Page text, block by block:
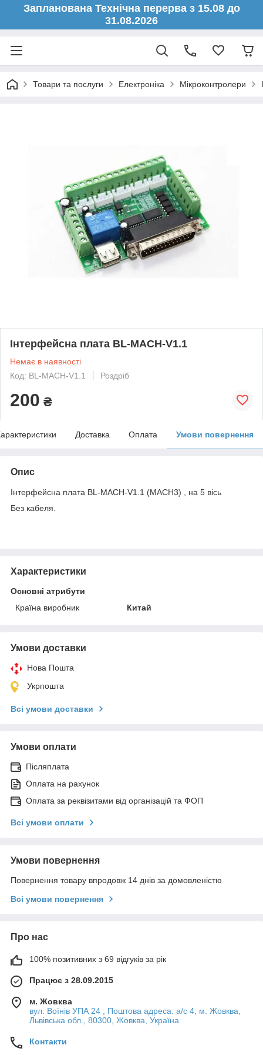
Запланована Технічна перерва з 15.08 до
31.08.2026
Товари та послуги Електроніка Мікроконтролери
Інтерфейсна плата BL-MACH-V1.1
Немає в наявності
Код: BL-MACH-V1.1
Роздріб
200 ₴
Доставка Оплата Умови повернення
Опис
Інтерфейсна плата BL-MACH-V1.1 (MACH3) , на 5 вісь
Без кабеля.
Характеристики
Основні атрибути
Країна виробник
Китай
Умови доставки
Нова Пошта
Укрпошта
Всі умови доставки
Умови оплати
Післяплата
Оплата на рахунок
Оплата за реквізитами від організацій та ФОП
Всі умови оплати
Умови повернення
Повернення товару впродовж 14 днів за домовленістю
Всі умови повернення
Про нас
100% позитивних з 69 відгуків за рік
Працює з 28.09.2015
м. Жовква
вул. Воїнів УПА 24 ; Поштова адреса: а/с 4, м. Жовква,
Львівська обл., 80300, Жовква, Україна
Контакти